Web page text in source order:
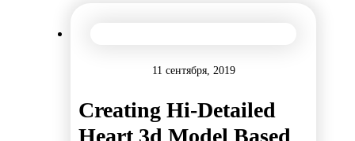
11 сентября, 2019
Creating Hi-Detailed